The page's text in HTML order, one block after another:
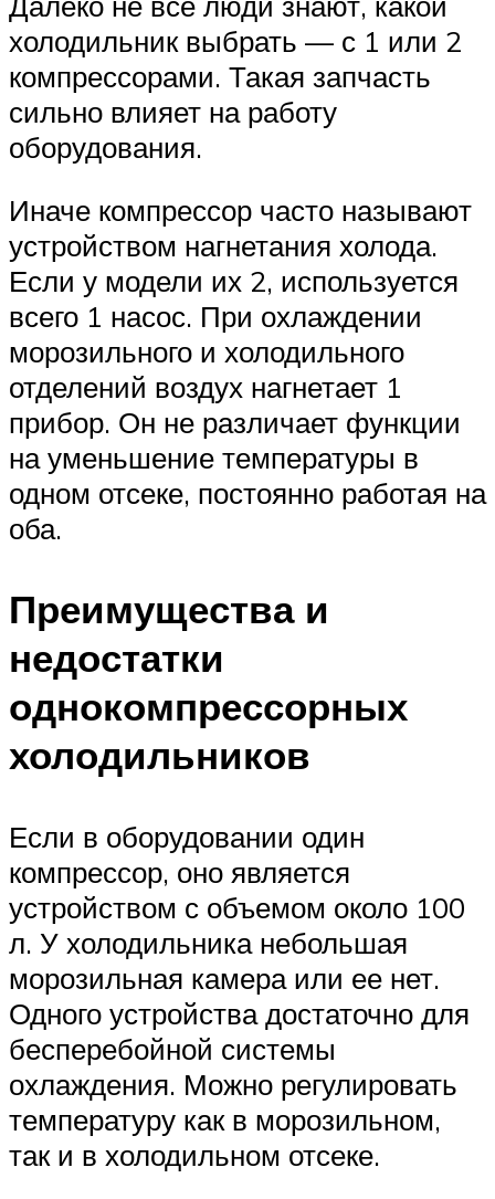
холодильник выбрать — с 1 или 2
компрессорами. Такая запчасть
сильно влияет на работу
оборудования.
Иначе компрессор часто называют
устройством нагнетания холода.
Если у модели их 2, используется
всего 1 насос. При охлаждении
морозильного и холодильного
отделений воздух нагнетает 1
прибор. Он не различает функции
на уменьшение температуры в
одном отсеке, постоянно работая на
оба.
Преимущества и
недостатки
однокомпрессорных
холодильников
Если в оборудовании один
компрессор, оно является
устройством с объемом около 100
л. У холодильника небольшая
морозильная камера или ее нет.
Одного устройства достаточно для
бесперебойной системы
охлаждения. Можно регулировать
температуру как в морозильном,
так и в холодильном отсеке.